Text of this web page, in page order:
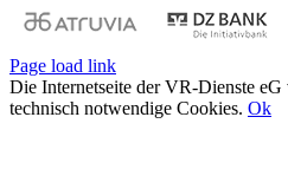
Page load link
Die Internetseite der VR-Dienste eG
technisch notwendige Cookies. Ok